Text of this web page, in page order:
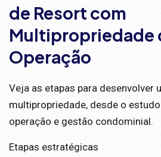
de Resort com
Multipropriedade
Operação
Veja as etapas para desenvolver
multipropriedade, desde o
operação e gestão condominial.
Etapas estratégicas